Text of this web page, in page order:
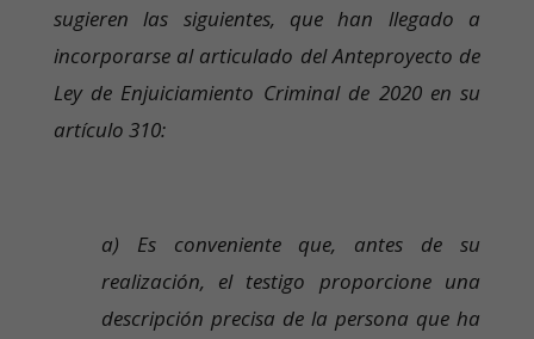
sugieren las siguientes, que han llegado a
incorporarse al articulado del Anteproyecto de
Ley de Enjuiciamiento Criminal de 2020 en su
artículo 310:
a) Es conveniente que, antes de su
realización, el testigo proporcione una
descripción precisa de la persona que ha